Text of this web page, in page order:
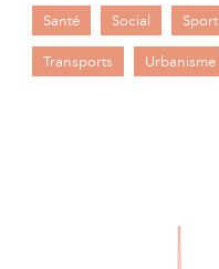
Santé Social Sport
Transports Urbanisme